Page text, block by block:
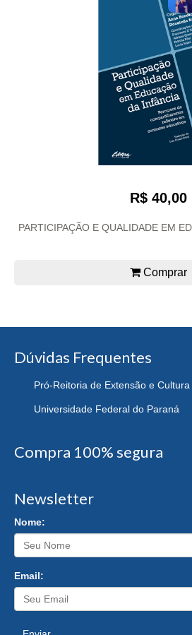
R$ 40,00
PARTICIPAÇÃO E QUALIDADE EM
Comprar
Dúvidas Frequentes
Pró-Reitoria de Extensão e Cultura
Universidade Federal do Paraná
Compra 100% segura
Newsletter
Nome:
Email: